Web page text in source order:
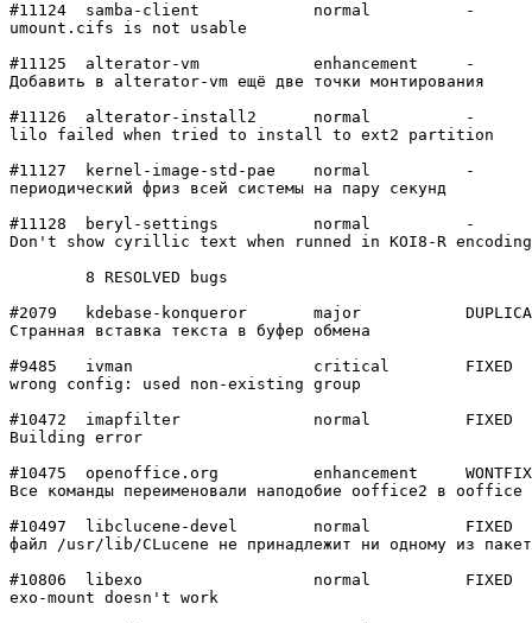
#11124	samba-client    	normal  	-
umount.cifs is not usable
#11125	alterator-vm    	enhancement	-
Добавить в alterator-vm ещё две точки монтирования
#11126	alterator-install2	normal  	-
lilo failed when tried to install to ext2 partition
#11127	kernel-image-std-pae	normal  	-
периодический фриз всей системы на пару секунд
#11128	beryl-settings  	normal  	-
Don't show cyrillic text when runned in KOI8-R encoding
#2079	kdebase-konqueror	major   	DUPLICATE
Странная вставка текста в буфер обмена
#9485	ivman           	critical	FIXED
wrong config: used non-existing group
#10472	imapfilter      	normal  	FIXED
Building error
#10475	openoffice.org  	enhancement	WONTFIX
Все команды переименовали наподобие ooffice2 в ooffice
#10497	libclucene-devel	normal  	FIXED
файл /usr/lib/CLucene не принадлежит ни одному из
#10806	libexo          	normal  	FIXED
exo-mount doesn't work